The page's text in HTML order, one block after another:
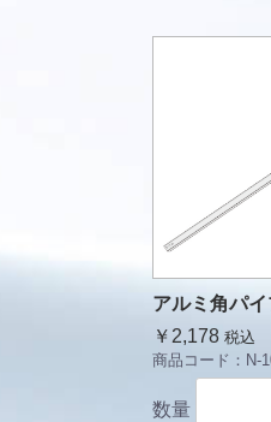
アルミ角パイ
￥2,178 税込
商品コード： N-
数量